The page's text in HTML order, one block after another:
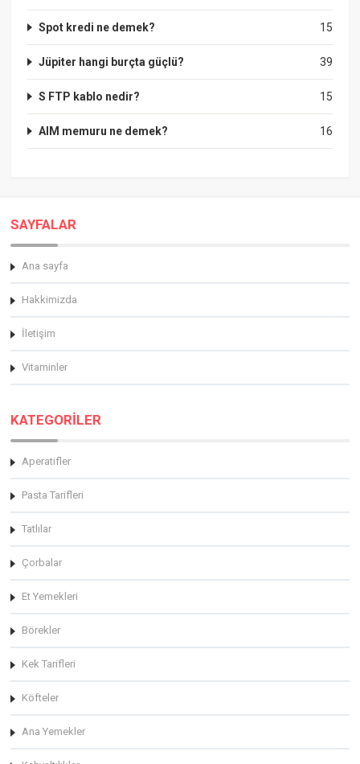
15
Spot kredi ne demek?
39
Jüpiter hangi burçta güçlü?
15
S FTP kablo nedir?
16
AIM memuru ne demek?
SAYFALAR
Ana sayfa
Hakkimizda
İletişim
Vitaminler
KATEGORİLER
Aperatifler
Pasta Tarifleri
Tatlılar
Çorbalar
Et Yemekleri
Börekler
Kek Tarifleri
Köfteler
Ana Yemekler